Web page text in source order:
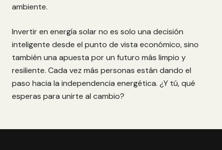
ambiente.
Invertir en energía solar no es solo una decisión
inteligente desde el punto de vista económico, sino
también una apuesta por un futuro más limpio y
resiliente. Cada vez más personas están dando el
paso hacia la independencia energética. ¿Y tú, qué
esperas para unirte al cambio?